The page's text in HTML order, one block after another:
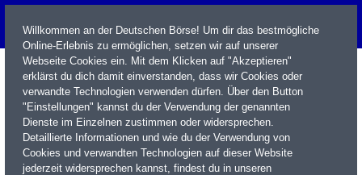
Name / WKN / ISIN / Kürzel
Willkommen an der Deutschen Börse! Um dir das bestmögliche
Online-Erlebnis zu ermöglichen, setzen wir auf unserer
Webseite Cookies ein. Mit dem Klicken auf "Akzeptieren"
erklärst du dich damit einverstanden, dass wir Cookies oder
verwandte Technologien verwenden dürfen. Über den Button
"Einstellungen" kannst du der Verwendung der genannten
Dienste im Einzelnen zustimmen oder widersprechen.
Detaillierte Informationen und wie du der Verwendung von
Cookies und verwandten Technologien auf dieser Website
jederzeit widersprechen kannst, findest du in unseren